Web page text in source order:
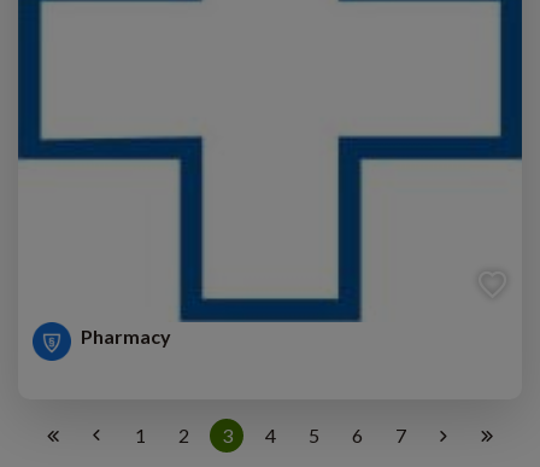
Pharmacy
1 2 3 4 5 6 7